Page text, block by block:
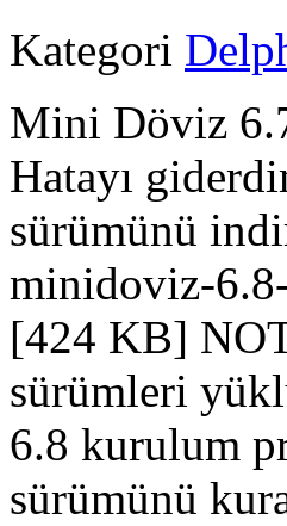
Kategori
Mini Döviz
Hatayı
sürümünü
minidoviz-
[424 KB]
sürümleri
6.8 kurulum
sürümünü